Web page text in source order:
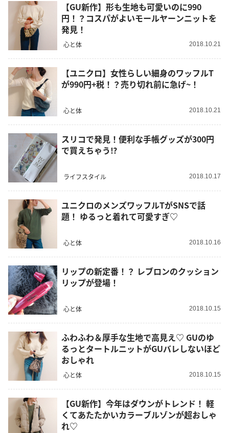
【GU新作】形も生地も可愛いのに990
円！？コスパがよいモールヤーンニットを
発見！
心と体 2018.10.21
【ユニクロ】女性らしい細身のワッフルT
が990円+税！？売り切れ前に急げ~！
心と体 2018.10.21
スリコで発見！便利な手帳グッズが300円
で買えちゃう⁉︎
ライフスタイル 2018.10.17
ユニクロのメンズワッフルTがSNSで話
題！ ゆるっと着れて可愛すぎ♡
心と体 2018.10.16
リップの新定番！？ レブロンのクッション
リップが登場！
心と体 2018.10.15
ふわふわ＆厚手な生地で高見え♡ GUのゆ
るっとタートルニットがGUバレしないほど
おしゃれ
心と体 2018.10.15
【GU新作】今年はダウンがトレンド！ 軽
くてあたたかいカラーブルゾンが超おしゃ
れ♡